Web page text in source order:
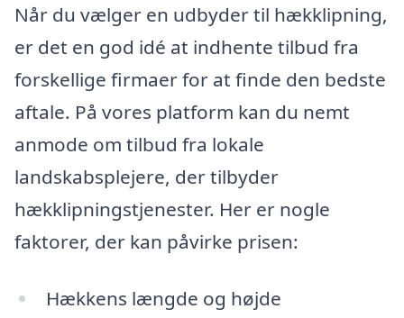
Når du vælger en udbyder til hækklipning,
er det en god idé at indhente tilbud fra
forskellige firmaer for at finde den bedste
aftale. På vores platform kan du nemt
anmode om tilbud fra lokale
landskabsplejere, der tilbyder
hækklipningstjenester. Her er nogle
faktorer, der kan påvirke prisen:
Hækkens længde og højde